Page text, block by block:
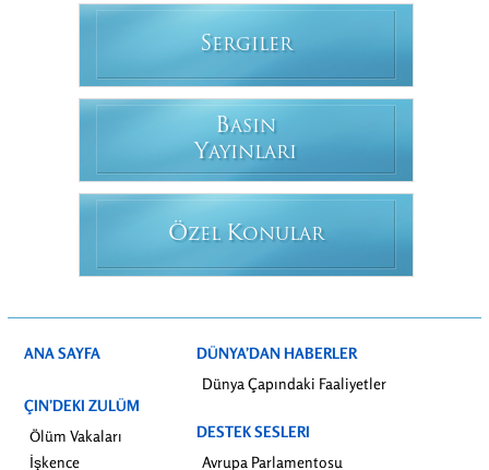
SERGILER
BASIN
YAYINLARI
ÖZEL KONULAR
ANA SAYFA
ÇIN’DEKI ZULÜM
Ölüm Vakaları
İşkence
DÜNYA’DAN HABERLER
Dünya Çapındaki Faaliyetler
DESTEK SESLERI
Avrupa Parlamentosu